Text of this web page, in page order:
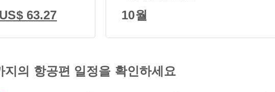
63.27 10월
지의 항공편 일정을 확인하세요